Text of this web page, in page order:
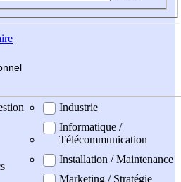
Industrie
Informatique /
Télécommunication
Installation / Maintenance
Marketing / Stratégie